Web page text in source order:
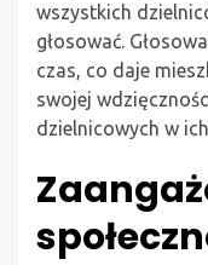
wszystkich
głosować.
czas, co daje
swojej
dzielnicowych w